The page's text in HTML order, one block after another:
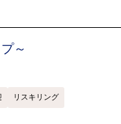
～
リスキリング